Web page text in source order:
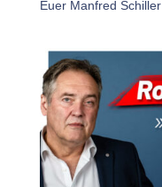
Euer Manfred Schiller